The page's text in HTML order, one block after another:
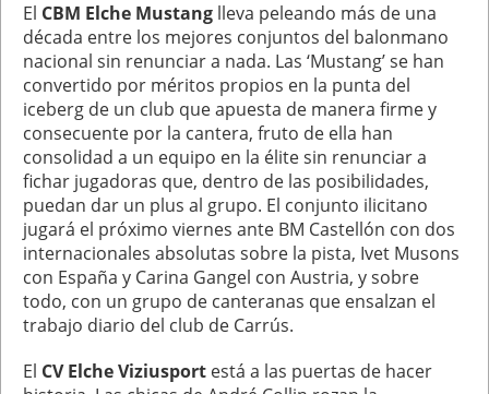
El CBM Elche Mustang lleva peleando más de una
década entre los mejores conjuntos del balonmano
nacional sin renunciar a nada. Las ‘Mustang’ se han
convertido por méritos propios en la punta del
iceberg de un club que apuesta de manera firme y
consecuente por la cantera, fruto de ella han
consolidad a un equipo en la élite sin renunciar a
fichar jugadoras que, dentro de las posibilidades,
puedan dar un plus al grupo. El conjunto ilicitano
jugará el próximo viernes ante BM Castellón con dos
internacionales absolutas sobre la pista, Ivet Musons
con España y Carina Gangel con Austria, y sobre
todo, con un grupo de canteranas que ensalzan el
trabajo diario del club de Carrús.
El CV Elche Viziusport está a las puertas de hacer